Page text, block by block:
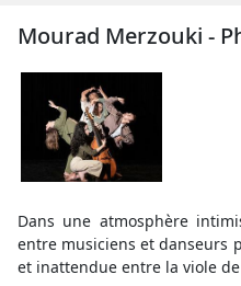
Mourad Merzouki -
Dans une atmosphère
entre musiciens et danseurs
et inattendue entre la viole